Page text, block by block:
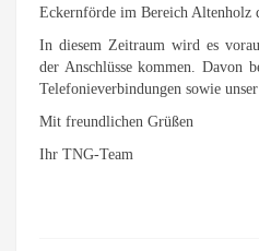
Eckernförde im Bereich Altenholz
In diesem Zeitraum wird es
der Anschlüsse kommen. Davon
Telefonieverbindungen sowie
Mit freundlichen Grüßen
Ihr TNG-Team